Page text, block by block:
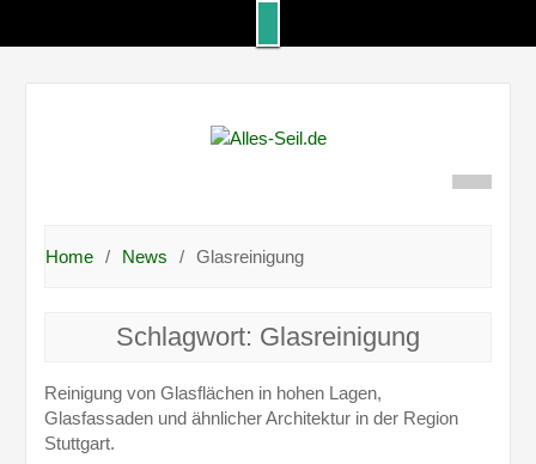
Home News Glasreinigung
Schlagwort: Glasreinigung
Reinigung von Glasflächen in hohen Lagen,
Glasfassaden und ähnlicher Architektur in der Region
Stuttgart.